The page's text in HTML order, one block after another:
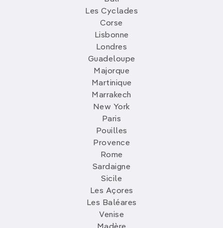
Les Cyclades
Corse
Lisbonne
Londres
Guadeloupe
Majorque
Martinique
Marrakech
New York
Paris
Pouilles
Provence
Rome
Sardaigne
Sicile
Les Açores
Les Baléares
Venise